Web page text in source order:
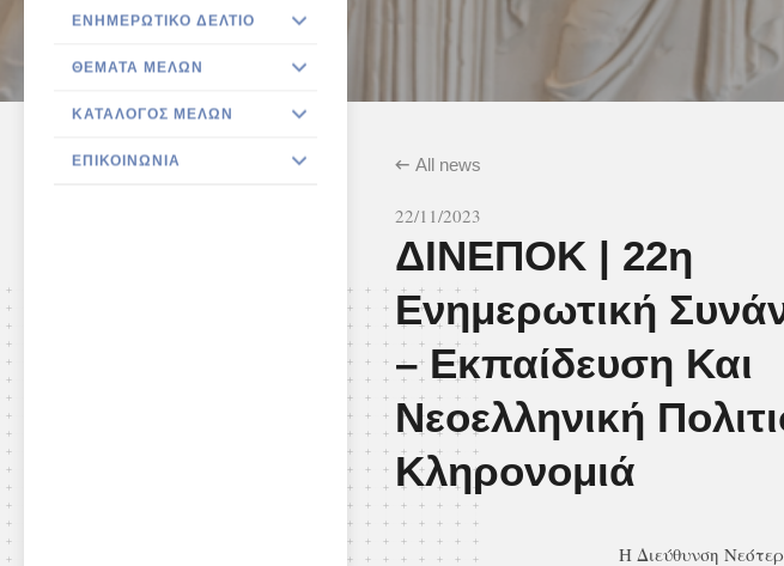
ΕΝΗΜΕΡΩΤΙΚΌ ΔΕΛΤΊΟ
ΘΈΜΑΤΑ ΜΕΛΏΝ
ΚΑΤΆΛΟΓΟΣ ΜΕΛΏΝ
ΕΠΙΚΟΙΝΩΝΊΑ All news
22/11/2023
ΔΙΝΕΠΟΚ | 22η
Ενημερωτική
– Εκπαίδευση Και
Νεοελληνική
Κληρονομιά
Η Διεύθυνση